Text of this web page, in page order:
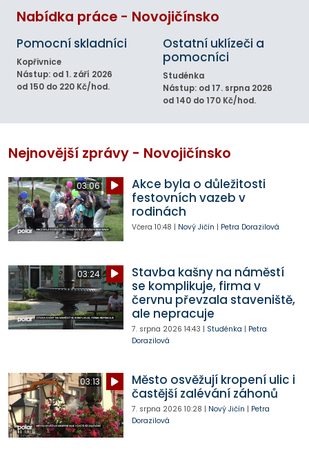
Nabídka práce - Novojičínsko
Pomocní skladníci
Kopřivnice
Nástup: od 1. září 2026
od 150 do 220 Kč/hod.
Ostatní uklízeči a
pomocníci
Studénka
Nástup: od 17. srpna 2026
od 140 do 170 Kč/hod.
Nejnovější zprávy - Novojičínsko
03:06
Akce byla o důležitosti
festovních vazeb v
rodinách
Včera 10:48 | Nový Jičín | Petra Dorazilová
03:24
Stavba kašny na náměstí
se komplikuje, firma v
červnu převzala staveniště,
ale nepracuje
7. srpna 2026 14:43 | Studénka | Petra
Dorazilová
03:13
Město osvěžují kropení ulic i
častější zalévání záhonů
7. srpna 2026 10:28 | Nový Jičín | Petra
Dorazilová